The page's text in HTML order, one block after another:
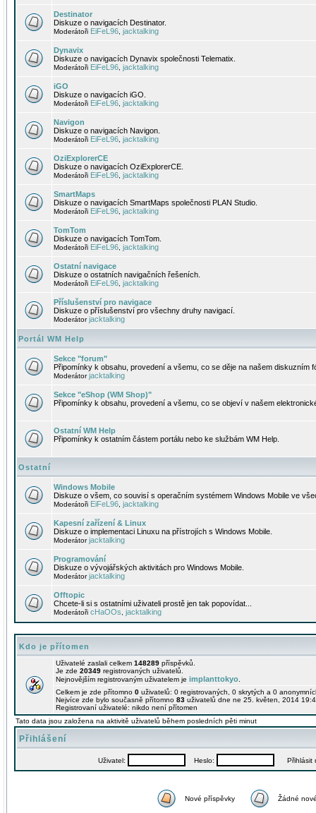
Destinator
Diskuze o navigacích Destinator.
Moderátoři EiFeL96 jacktalking
Dynavix
Diskuze o navigacích Dynavix společnosti Telematix.
Moderátoři EiFeL96 jacktalking
iGO
Diskuze o navigacích iGO.
Moderátoři EiFeL96 jacktalking
Navigon
Diskuze o navigacích Navigon.
Moderátoři EiFeL96 jacktalking
OziExplorerCE
Diskuze o navigacích OziExplorerCE.
Moderátoři EiFeL96 jacktalking
SmartMaps
Diskuze o navigacích SmartMaps společnosti PLAN Studio.
Moderátoři EiFeL96 jacktalking
TomTom
Diskuze o navigacích TomTom.
Moderátoři EiFeL96 jacktalking
Ostatní navigace
Diskuze o ostatních navigačních řešeních.
Moderátoři EiFeL96 jacktalking
Příslušenství pro navigace
Diskuze o příslušenství pro všechny druhy navigací.
Moderátorjacktalking
Portál WM Help
Sekce "forum"
Připomínky k obsahu, provedení a všemu, co se děje na našem diskuzním
Moderátorjacktalking
Sekce "eShop (WM Shop)"
Připomínky k obsahu, provedení a všemu, co se objeví v našem
Ostatní WM Help
Připomínky k ostatním částem portálu nebo ke službám WM Help.
Ostatní
Windows Mobile
Diskuze o všem, co souvisí s operačním systémem Windows Mobile ve
Moderátoři EiFeL96 jacktalking
Kapesní zařízení & Linux
Diskuze o implementaci Linuxu na přístrojích s Windows Mobile.
Moderátorjacktalking
Programování
Diskuze o vývojářských aktivitách pro Windows Mobile.
Moderátorjacktalking
Offtopic
Chcete-li si s ostatními uživateli prostě jen tak popovídat...
Moderátoři cHaOOs jacktalking
Kdo je přítomen
Uživatelé zaslali celkem 148289 příspěvků.
Je zde 20349 registrovaných uživatelů.
Nejnovějším registrovaným uživatelem je implanttokyo
Celkem je zde přítomno 0 uživatelů: 0 registrovaných, 0 skrytých a 0
Nejvíce zde bylo současně přítomno 83 uživatelů dne ne 25. květen, 2014
Registrovaní uživatelé: nikdo není přítomen
Tato data jsou založena na aktivitě uživatelů během posledních pěti minut
Přihlášení
Uživatel: Heslo: Přihlásit
Nové příspěvky Žádné